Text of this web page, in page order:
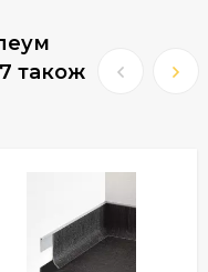
також